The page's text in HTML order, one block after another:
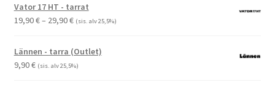
Vator 17 HT - tarrat
19,90€– 29,90€Hintaluokka:
-
29,90 €
(sis. alv 25,5%)
Lännen - tarra (Outlet)
9,90€ (sis. alv 25,5%)